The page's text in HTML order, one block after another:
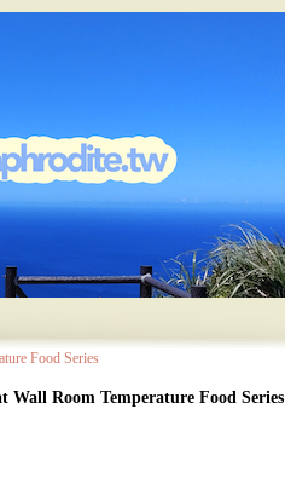
Food Series
Wall Room Temperature Food Series